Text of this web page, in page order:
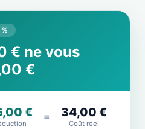
€ ne vous
€
€ = 34,00 €
Coût réel